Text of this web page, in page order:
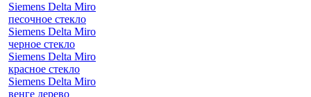
Siemens Delta Miro
песочное стекло
Siemens Delta Miro
черное стекло
Siemens Delta Miro
красное стекло
Siemens Delta Miro
венге дерево